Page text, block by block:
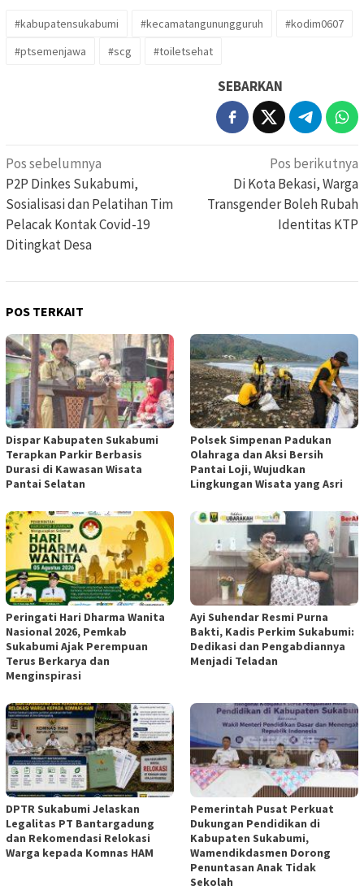
#kabupatensukabumi #kecamatangunungguruh
#kodim0607
#ptsemenjawa
#scg #toiletsehat
SEBARKAN
Navigasi
pos
Pos sebelumnya
P2P Dinkes Sukabumi,
Sosialisasi dan Pelatihan Tim
Pelacak Kontak Covid-19
Ditingkat Desa
Pos berikutnya
Di Kota Bekasi, Warga
Transgender Boleh Rubah
Identitas KTP
POS TERKAIT
Dispar Kabupaten Sukabumi
Terapkan Parkir Berbasis
Durasi di Kawasan Wisata
Pantai Selatan
Polsek Simpenan Padukan
Olahraga dan Aksi Bersih
Pantai Loji, Wujudkan
Lingkungan Wisata yang Asri
Peringati Hari Dharma Wanita
Nasional 2026, Pemkab
Sukabumi Ajak Perempuan
Terus Berkarya dan
Menginspirasi
Ayi Suhendar Resmi Purna
Bakti, Kadis Perkim Sukabumi:
Dedikasi dan Pengabdiannya
Menjadi Teladan
DPTR Sukabumi Jelaskan
Legalitas PT Bantargadung
dan Rekomendasi Relokasi
Warga kepada Komnas HAM
Pemerintah Pusat Perkuat
Dukungan Pendidikan di
Kabupaten Sukabumi,
Wamendikdasmen Dorong
Penuntasan Anak Tidak
Sekolah